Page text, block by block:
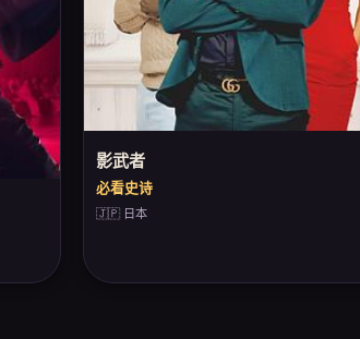
影武者
必看史诗
🇯🇵 日本